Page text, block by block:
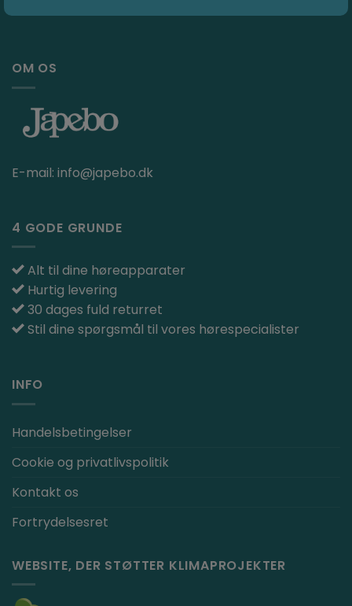
OM OS
E-mail: info@japebo.dk
4 GODE GRUNDE
Alt til dine høreapparater
Hurtig levering
30 dages fuld returret
Stil dine spørgsmål til vores hørespecialister
INFO
Handelsbetingelser
Cookie og privatlivspolitik
Kontakt os
Fortrydelsesret
WEBSITE, DER STØTTER KLIMAPROJEKTER